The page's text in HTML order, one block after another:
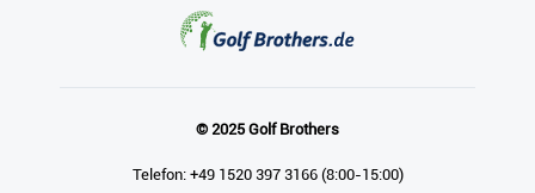
© 2025 Golf Brothers
Telefon: +49 1520 397 3166 (8:00-15:00)